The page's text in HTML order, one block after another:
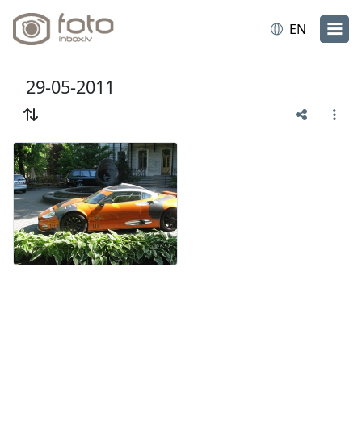
EN
29-05-2011